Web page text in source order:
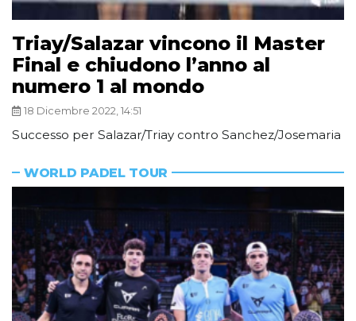
Triay/Salazar vincono il Master
Final e chiudono l’anno al
numero 1 al mondo
18 Dicembre 2022, 14:51
Successo per Salazar/Triay contro Sanchez/Josemaria
WORLD PADEL TOUR